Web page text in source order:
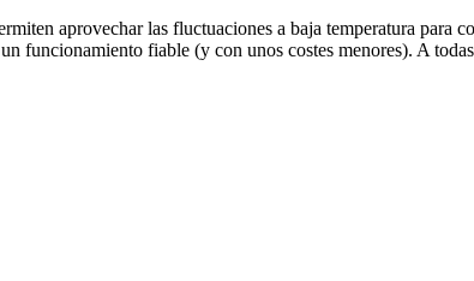
aprovechar las fluctuaciones a baja temperatura para
funcionamiento fiable (y con unos costes menores). A